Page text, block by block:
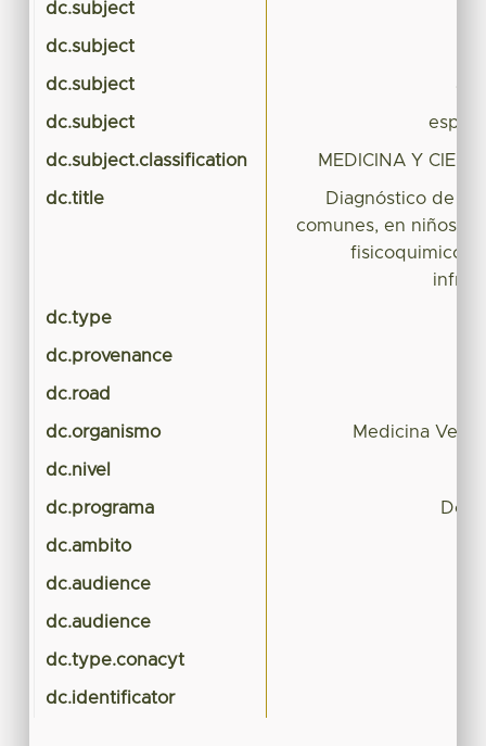
dc.subject
dc.subject
dc.subject
dc.subject
dc.subject.classification MEDICINA Y
dc.title
Diagnóstico de
comunes, en niños,
fisicoquimico
dc.type
dc.provenance
dc.road
dc.organismo Medicina
dc.nivel
dc.programa
dc.ambito
dc.audience
dc.audience
dc.type.conacyt
dc.identificator